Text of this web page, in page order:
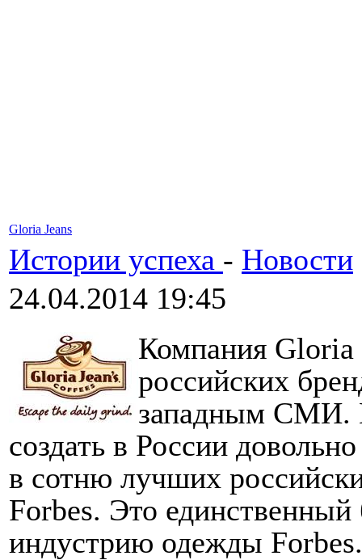
Gloria Jeans
Истории успеха - Новости
24.04.2014 19:45
Компания Gloria
российских
западным СМИ.
создать в России
в сотню лучших
Forbes. Это единственный
индустрию одежды Forbes.